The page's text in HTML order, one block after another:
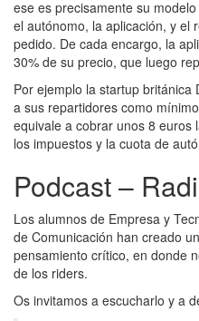
ese es precisamente su
el autónomo, la aplicación, y el
pedido. De cada encargo, la
30% de su precio, que luego
Por ejemplo la startup
a sus repartidores como
equivale a cobrar unos 8 euros
los impuestos y la cuota de
Podcast –
Los alumnos de Empresa y
de Comunicación han creado
pensamiento crítico, en donde
de los riders.
Os invitamos a escucharlo y a